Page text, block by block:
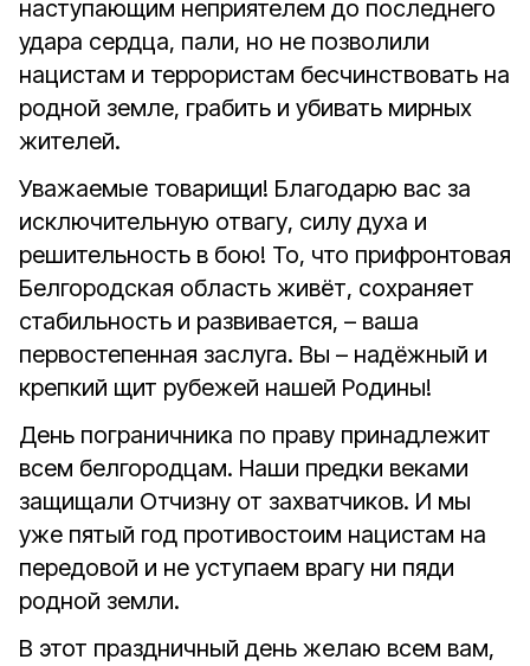
наступающим неприятелем до последнего
удара сердца, пали, но не позволили
нацистам и террористам бесчинствовать на
родной земле, грабить и убивать мирных
жителей.
Уважаемые товарищи! Благодарю вас за
исключительную отвагу, силу духа и
решительность в бою! То, что прифронтовая
Белгородская область живёт, сохраняет
стабильность и развивается, – ваша
первостепенная заслуга. Вы – надёжный и
крепкий щит рубежей нашей Родины!
День пограничника по праву принадлежит
всем белгородцам. Наши предки веками
защищали Отчизну от захватчиков. И мы
уже пятый год противостоим нацистам на
передовой и не уступаем врагу ни пяди
родной земли.
В этот праздничный день желаю всем вам,